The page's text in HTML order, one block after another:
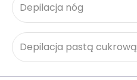
Depilacja nóg
Depilacja pastą cukrową